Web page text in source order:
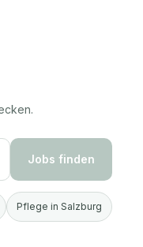
Jobs finden
Pflege in Salzburg